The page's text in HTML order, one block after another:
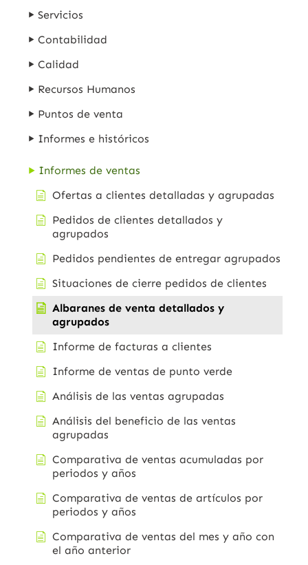
Servicios
Contabilidad
Calidad
Recursos Humanos
Puntos de venta
Informes e históricos
Informes de ventas
Ofertas a clientes detalladas y agrupadas
Pedidos de clientes detallados y
agrupados
Pedidos pendientes de entregar agrupados
Situaciones de cierre pedidos de clientes
Albaranes de venta detallados y
agrupados
Informe de facturas a clientes
Informe de ventas de punto verde
Análisis de las ventas agrupadas
Análisis del beneficio de las ventas
agrupadas
Comparativa de ventas acumuladas por
periodos y años
Comparativa de ventas de artículos por
periodos y años
Comparativa de ventas del mes y año con
el año anterior